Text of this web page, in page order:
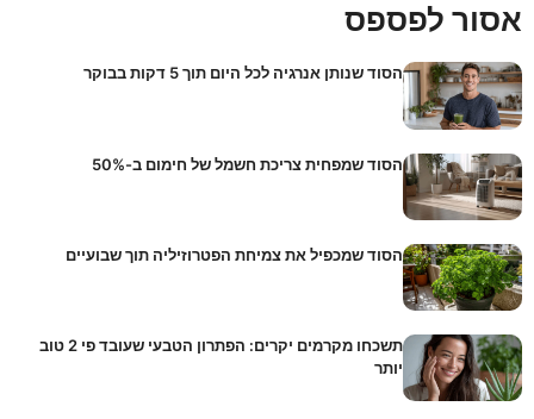
אסור לפספס
הסוד שנותן אנרגיה לכל היום תוך 5 דקות בבוקר
הסוד שמפחית צריכת חשמל של חימום ב-50%
הסוד שמכפיל את צמיחת הפטרוזיליה תוך שבועיים
תשכחו מקרמים יקרים: הפתרון הטבעי שעובד פי 2 טוב
יותר